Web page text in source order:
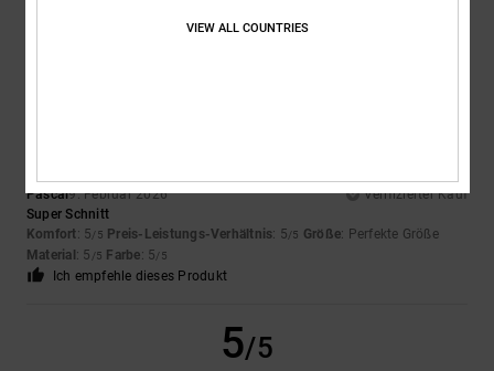
Ich empfehle dieses Produkt
Pascal9. Februar 2026
Verifizierter Kauf
Super Schnitt
Komfort: 5/5 Preis-Leistungs-Verhältnis: 5/5 Größe: Perfekte Größe
Material : 5 /5 Farbe: 5/5
Ich empfehle dieses Produkt
5/5
VIEW ALL COUNTRIES